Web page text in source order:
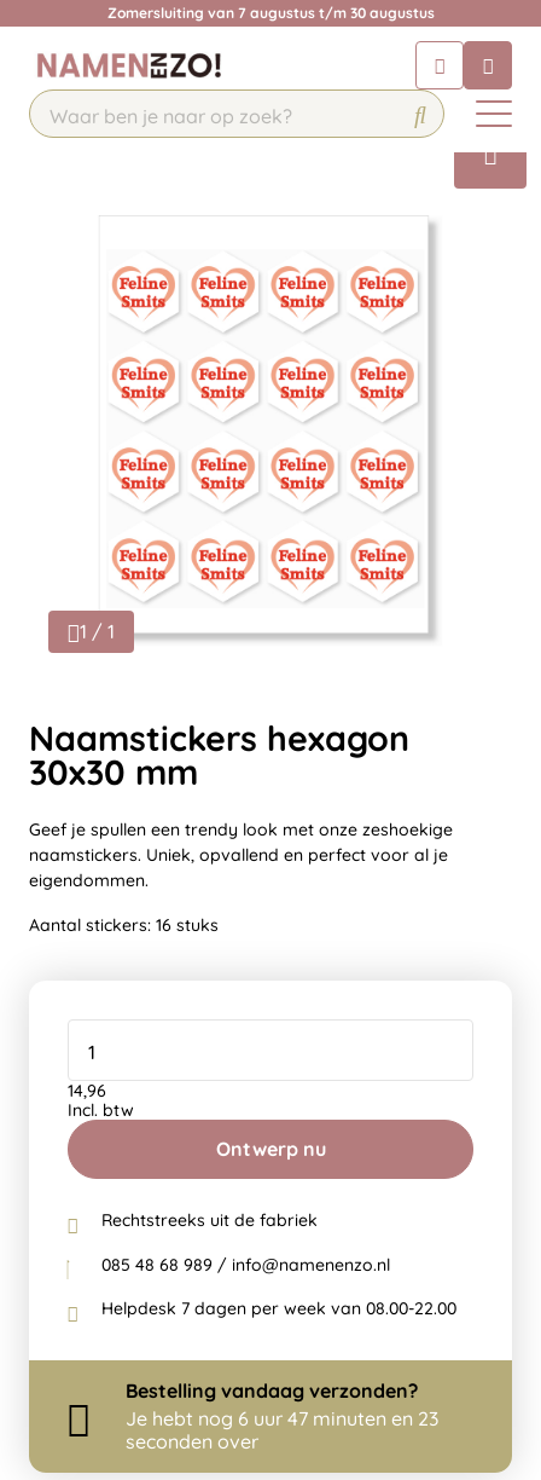
Zomersluiting van 7 augustus t/m 30 augustus
Chat 24/7 met onze chatbot voor
hulp
Contact
1 / 1
Naamstickers hexagon
30x30 mm
Geef je spullen een trendy look met onze zeshoekige
naamstickers. Uniek, opvallend en perfect voor al je
eigendommen.
Aantal stickers: 16 stuks
Ontwerp nu
14,96
Incl. btw
Rechtstreeks uit de fabriek
085 48 68 989 / info@namenenzo.nl
Helpdesk 7 dagen per week van 08.00-22.00
Bestelling vandaag verzonden?
Je hebt nog 6 uur 47 minuten en 23
seconden over